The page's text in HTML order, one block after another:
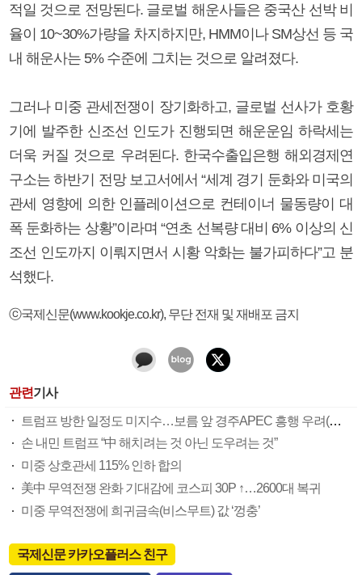
적일 것으로 전망된다. 글로벌 해운사들은 중국산 선박 비
율이 10~30%가량을 차지하지만, HMM이나 SM상선 등 국
내 해운사는 5% 수준에 그치는 것으로 알려졌다.
그러나 미중 관세전쟁이 장기화하고, 글로벌 선사가 호황
기에 발주한 신조선 인도가 진행되면 해운운임 하락세는
더욱 커질 것으로 우려된다. 한국수출입은행 해외경제연
구소는 하반기 전망 보고서에서 “세계 경기 둔화와 미국의
관세 영향에 의한 인플레이션으로 컨테이너 물동량이 대
폭 둔화하는 상황”이라며 “연초 선복량 대비 6% 이상의 신
조선 인도까지 이뤄지면서 시황 악화는 불가피하다”고 분
석했다.
ⓒ국제신문(www.kookje.co.kr), 무단 전재 및 재배포 금지
관련기사
트럼프 방한 일정도 미지수…보름 앞 경주APEC 흥행 우려(종합)
손 내민 트럼프 “中 해치려는 것 아닌 도우려는 것”
미중 상호관세 115% 인하 합의
美中 무역전쟁 완화 기대감에 코스피 30P ↑…2600대 복귀
미중 무역전쟁에 희귀금속(비스무트) 값 ‘껑충’
국제신문 카카오플러스 친구